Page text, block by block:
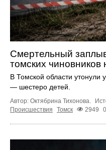
Смертельный
томских чиновников
В Томской области утонули
— шестеро детей.
Автор: Октябрина Тихонова.
Происшествия
Томск 2949